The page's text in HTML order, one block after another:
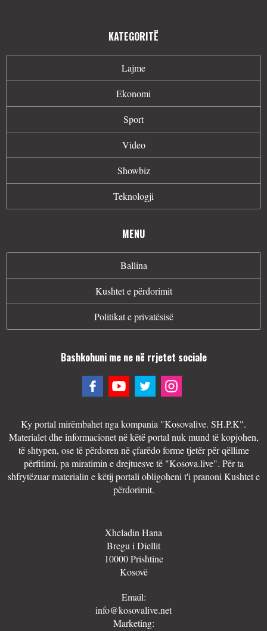
KATEGORITË
Lajme
Ekonomi
Sport
Video
Showbiz
Teknologji
MENU
Ballina
Kushtet e përdorimit
Politikat e privatësisë
Bashkohuni me ne në rrjetet sociale
Ky portal mirëmbahet nga kompania "Kosovalive. SH.P.K".
Materialet dhe informacionet në këtë portal nuk mund të kopjohen,
të shtypen, ose të përdoren në çfarëdo forme tjetër për qëllime
përfitimi, pa miratimin e drejtuesve të "Kosova.live". Për ta
shfrytëzuar materialin e këtij portali obligoheni t'i pranoni Kushtet e
përdorimit.
Xheladin Hana
Bregu i Diellit
10000 Prishtine
Kosovë
Email:
info@kosovalive.net
Marketing: